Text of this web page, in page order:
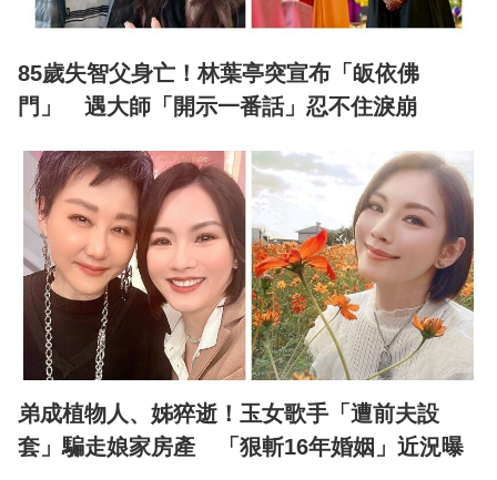
85歲失智父身亡！林葉亭突宣布「皈依佛
門」 遇大師「開示一番話」忍不住淚崩
弟成植物人、姊猝逝！玉女歌手「遭前夫設
套」騙走娘家房產 「狠斬16年婚姻」近況曝